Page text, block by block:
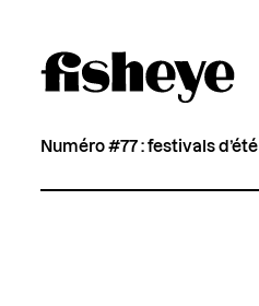
Numéro #77 : festivals d’été